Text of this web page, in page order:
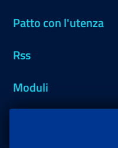
Patto con l'utenza
Rss
Moduli